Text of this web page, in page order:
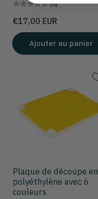
(0)
Prix
€17,00 EUR
Ajouter au panier
Plaque de découpe en
polyéthylène avec 6
couleurs